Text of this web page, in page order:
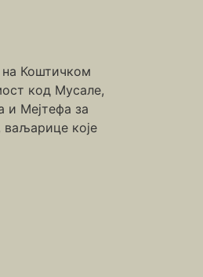
на Коштичком
код Мусале,
и Мејтефа за
које